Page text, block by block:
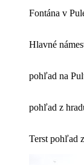
Fontána v
Hlavné
pohľad na
pohľad z
Terst pohľad